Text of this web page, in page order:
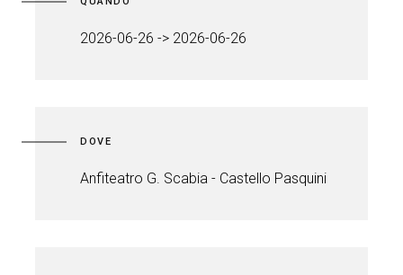
2026-06-26 -> 2026-06-26
DOVE
Anfiteatro G. Scabia - Castello Pasquini